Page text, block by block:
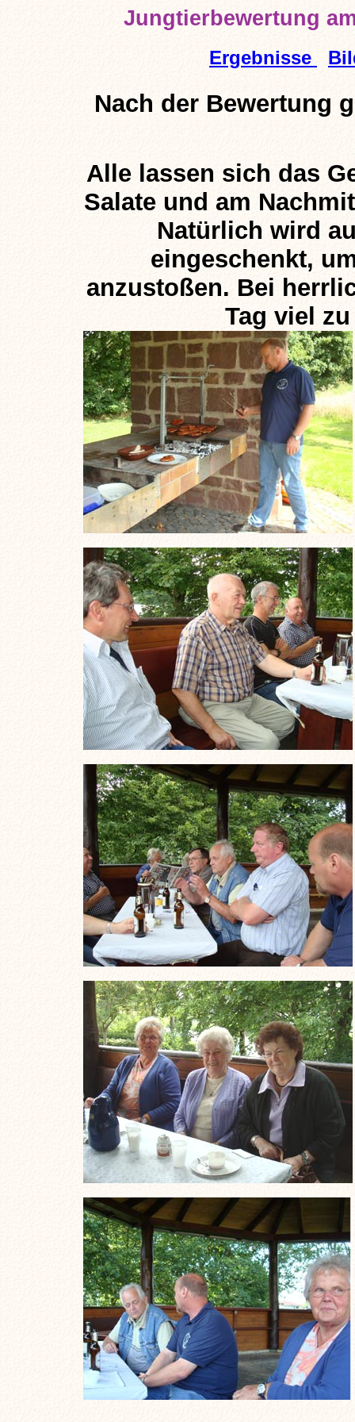
Jungtierbewertung
Ergebnisse
Nach der Bewertung
Alle lassen sich das
Salate und am
Natürlich wird
eingeschenkt,
anzustoßen. Bei
Tag viel